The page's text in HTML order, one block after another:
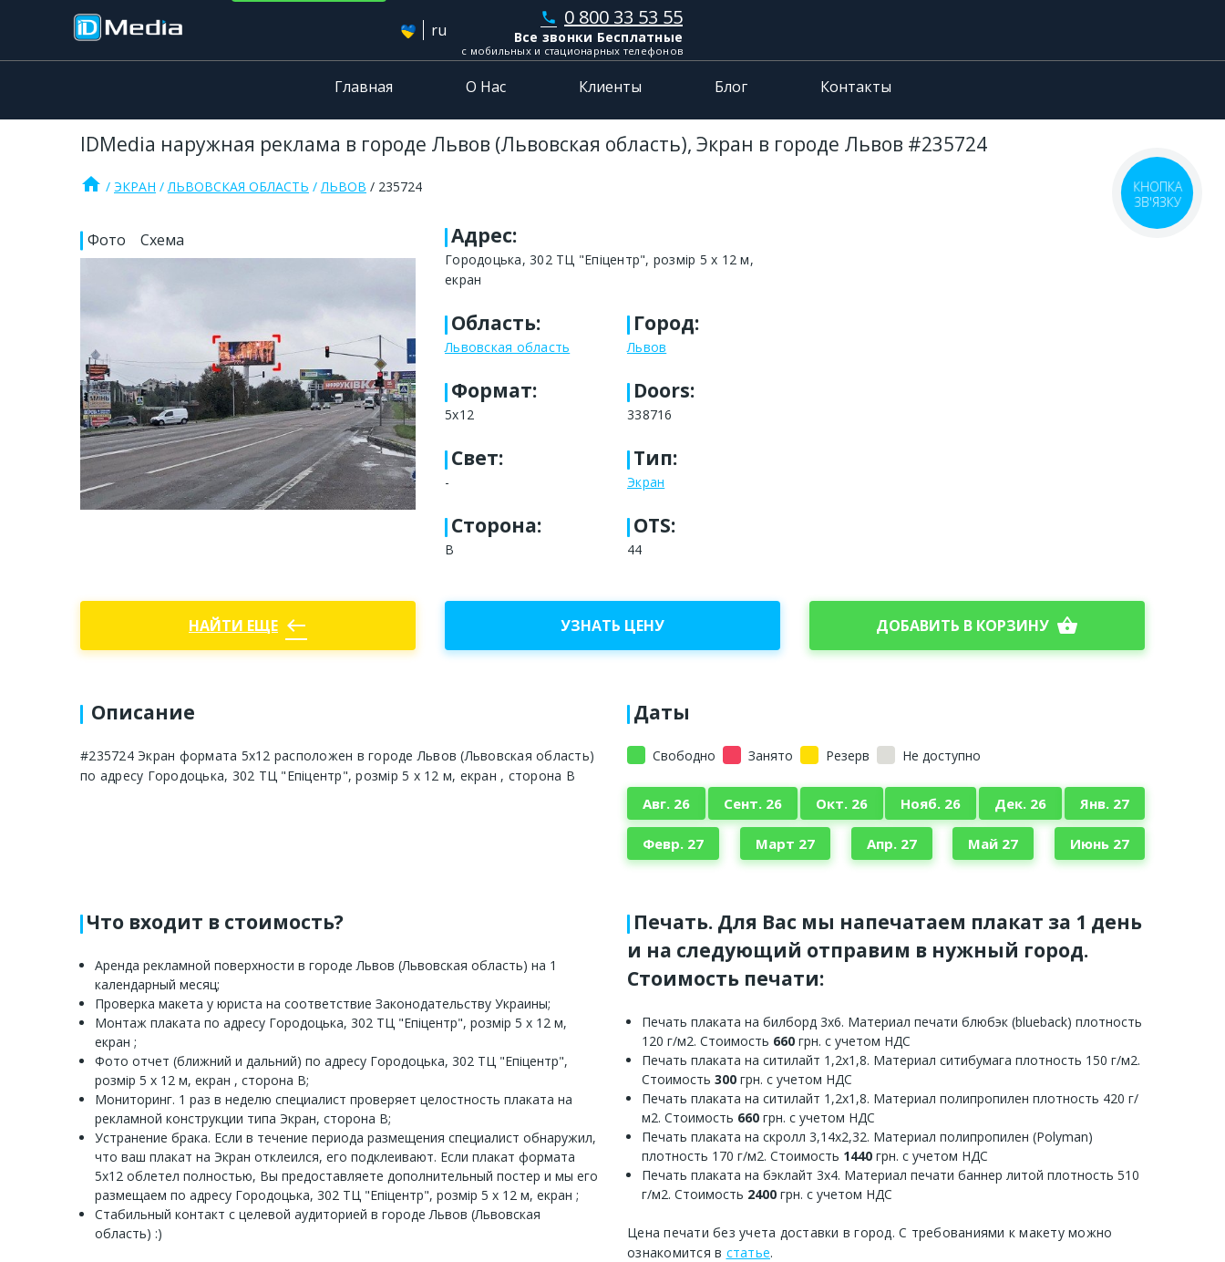
ru
phone 0 800 33 53 55
Все звонки Бесплатные
с мобильных и стационарных телефонов
Главная О Нас Клиенты Блог Контакты
IDMedia наружная реклама в городе Львов (Львовская область), Экран в городе Львов #235724
home ЭКРАН ЛЬВОВСКАЯ ОБЛАСТЬ ЛЬВОВ 235724
Фото Схема Адрес:
Городоцька, 302 ТЦ "Епіцентр", розмір 5 х 12 м,
екран
Область:
Львовская область
Город:
Львов
Формат:
5х12
Doors:
338716
Свет:
-
Тип:
Экран
Сторона:
B
OTS:
44
НАЙТИ ЕЩЕ west УЗНАТЬ ЦЕНУ ДОБАВИТЬ В КОРЗИНУ shopping_basket
Описание
#235724 Экран формата 5х12 расположен в городе Львов (Львовская область)
по адресу Городоцька, 302 ТЦ "Епіцентр", розмір 5 х 12 м, екран , сторона B
Даты
Свободно Занято Резерв Не доступно
Авг. 26 Сент. 26 Окт. 26 Нояб. 26 Дек. 26 Янв. 27
Февр. 27 Март 27 Апр. 27 Май 27 Июнь 27
Что входит в стоимость?
Аренда рекламной поверхности в городе Львов (Львовская область) на 1
календарный месяц;
Проверка макета у юриста на соответствие Законодательству Украины;
Монтаж плаката по адресу Городоцька, 302 ТЦ "Епіцентр", розмір 5 х 12 м,
екран ;
Фото отчет (ближний и дальний) по адресу Городоцька, 302 ТЦ "Епіцентр",
розмір 5 х 12 м, екран , сторона B;
Мониторинг. 1 раз в неделю специалист проверяет целостность плаката на
рекламной конструкции типа Экран, сторона B;
Устранение брака. Если в течение периода размещения специалист обнаружил,
что ваш плакат на Экран отклеился, его подклеивают. Если плакат формата
5х12 облетел полностью, Вы предоставляете дополнительный постер и мы его
размещаем по адресу Городоцька, 302 ТЦ "Епіцентр", розмір 5 х 12 м, екран ;
Стабильный контакт с целевой аудиторией в городе Львов (Львовская
область) :)
Печать. Для Вас мы напечатаем плакат за 1 день
и на следующий отправим в нужный город.
Стоимость печати:
Печать плаката на билборд 3х6. Материал печати блюбэк (blueback) плотность
120 г/м2. Стоимость 660 грн. с учетом НДС
Печать плаката на ситилайт 1,2х1,8. Материал ситибумага плотность 150 г/м2.
Стоимость 300 грн. с учетом НДС
Печать плаката на ситилайт 1,2х1,8. Материал полипропилен плотность 420 г/
м2. Стоимость 660 грн. с учетом НДС
Печать плаката на скролл 3,14х2,32. Материал полипропилен (Polyman)
плотность 170 г/м2. Стоимость 1440 грн. с учетом НДС
Печать плаката на бэклайт 3х4. Материал печати баннер литой плотность 510
г/м2. Стоимость 2400 грн. с учетом НДС
Цена печати без учета доставки в город. С требованиями к макету можно
ознакомится в статье.
КНОПКА
ЗВ'ЯЗКУ